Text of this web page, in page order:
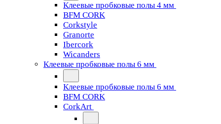
Клеевые пробковые полы 4 мм
BFM CORK
Corkstyle
Granorte
Ibercork
Wicanders
Клеевые пробковые полы 6 мм
Клеевые пробковые полы 6 мм
BFM CORK
CorkArt